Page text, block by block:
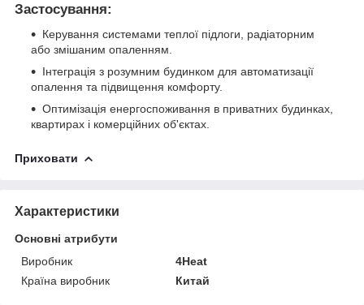
Застосування:
Керування системами теплої підлоги, радіаторним
або змішаним опаленням.
Інтеграція з розумним будинком для автоматизації
опалення та підвищення комфорту.
Оптимізація енергоспоживання в приватних будинках,
квартирах і комерційних об'єктах.
Приховати
Характеристики
Основні атрибути
Виробник
4Heat
Країна виробник
Китай